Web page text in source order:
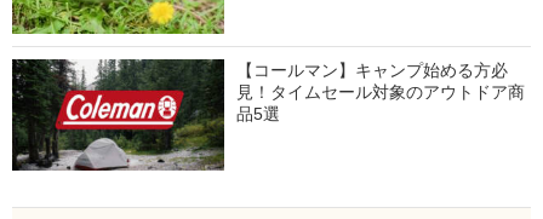
【コールマン】キャンプ始める方必
見！タイムセール対象のアウトドア商
品5選